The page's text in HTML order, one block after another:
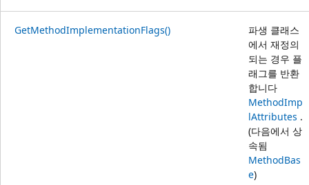
GetMethodImplementationFlags()
파생 클래스
에서 재정의
되는 경우 플
래그를 반환
합니다
MethodImp
lAttributes .
(다음에서 상
속됨
MethodBas
e)